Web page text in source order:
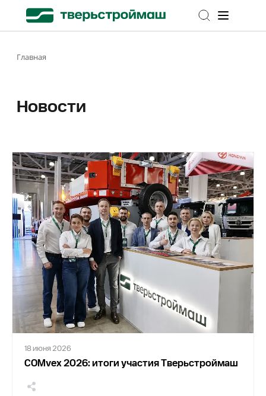
Главная
Новости
18 июня 2026
COMvex 2026: итоги участия Тверьстроймаш